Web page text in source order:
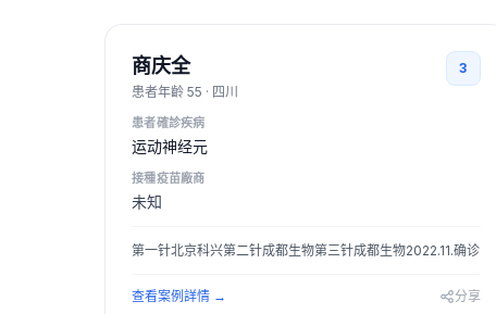
商庆全
患者年齡 55 · 四川
3
患者確診疾病
运动神经元
接種疫苗廠商
未知
第一针北京科兴第二针成都生物第三针成都生物2022.11.确诊
查看案例詳情 → 分享